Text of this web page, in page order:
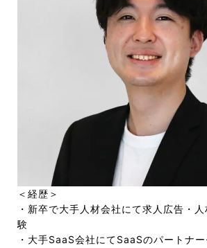
＜経歴＞
・新卒で大手人材会社にて求人広告・
験
・大手SaaS会社にてSaaSのパートナ